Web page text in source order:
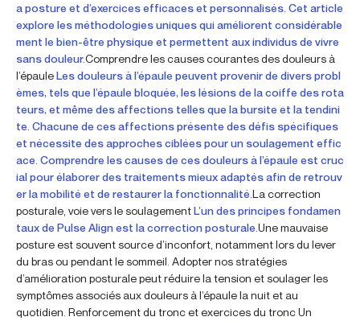
a posture et d’exercices efficaces et personnalisés. Cet article
explore les méthodologies uniques qui améliorent considérable
ment le bien-être physique et permettent aux individus de vivre
sans douleur.Comprendre les causes courantes des douleurs à
l’épauleLes douleurs à l’épaule peuvent provenir de divers probl
èmes, tels que l’épaule bloquée, les lésions de la coiffe des rota
teurs, et même des affections telles que la bursite et la tendini
te. Chacune de ces affections présente des défis spécifiques
et nécessite des approches ciblées pour un soulagement effic
ace. Comprendre les causes de ces douleurs à l’épaule est cruc
ial pour élaborer des traitements mieux adaptés afin de retrouv
er la mobilité et de restaurer la fonctionnalité.La correction
posturale, voie vers le soulagementL’un des principes fondamen
taux de Pulse Align est la correction posturale.Une mauvaise
posture est souvent source d’inconfort, notamment lors du lever
du bras ou pendant le sommeil. Adopter nos stratégies
d’amélioration posturale peut réduire la tension et soulager les
symptômes associés aux douleurs à l’épaule la nuit et au
quotidien. Renforcement du tronc et exercices du troncUn